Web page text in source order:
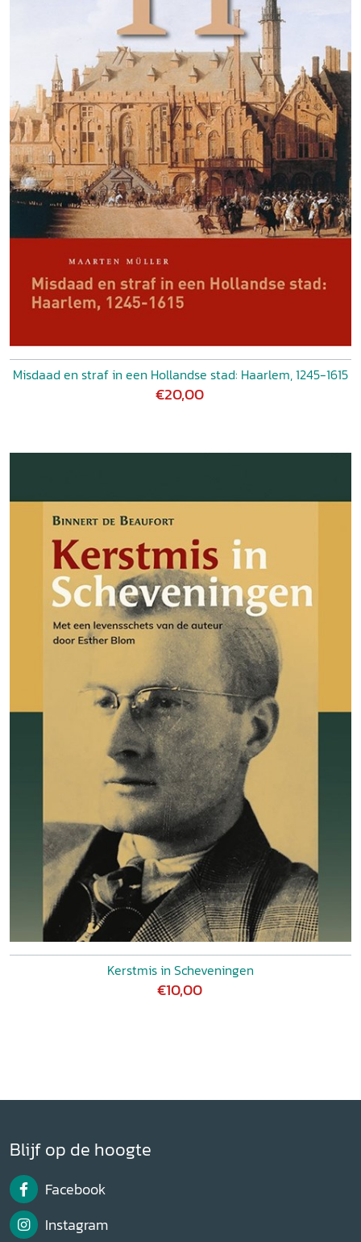
Misdaad en straf in een Hollandse stad: Haarlem, 1245-1615
€20,00
Kerstmis in Scheveningen
€10,00
Blijf op de hoogte
Facebook
Instagram